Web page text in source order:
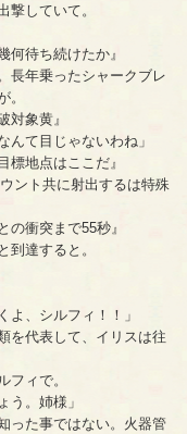
していて。
待ち続けたか』
長年乗ったシャークブレ
。
対象黄』
んて目じゃないわね」
地点はここだ』
ント共に射出するは特殊
の衝突まで55秒』
達すると。
、シルフィ！！」
代表して、イリスは往
ィで。
。姉様」
った事ではない。火器管